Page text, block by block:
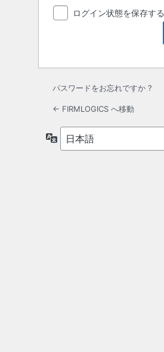
ログイン状態を保存する
パスワードをお忘れですか ?
← FIRMLOGICS へ移動
語